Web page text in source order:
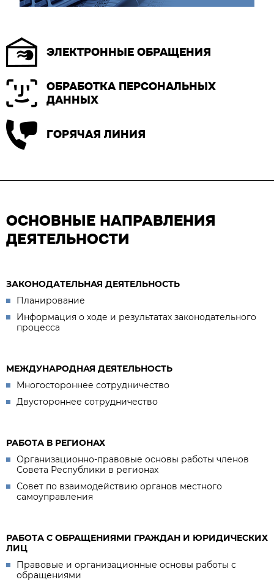
ЭЛЕКТРОННЫЕ ОБРАЩЕНИЯ
ОБРАБОТКА ПЕРСОНАЛЬНЫХ
ДАННЫХ
ГОРЯЧАЯ ЛИНИЯ
ОСНОВНЫЕ НАПРАВЛЕНИЯ
ДЕЯТЕЛЬНОСТИ
ЗАКОНОДАТЕЛЬНАЯ ДЕЯТЕЛЬНОСТЬ
Планирование
Информация о ходе и результатах законодательного
процесса
МЕЖДУНАРОДНАЯ ДЕЯТЕЛЬНОСТЬ
Многостороннее сотрудничество
Двустороннее сотрудничество
РАБОТА В РЕГИОНАХ
Организационно-правовые основы работы членов
Совета Республики в регионах
Совет по взаимодействию органов местного
самоуправления
РАБОТА С ОБРАЩЕНИЯМИ ГРАЖДАН И ЮРИДИЧЕСКИХ
ЛИЦ
Правовые и организационные основы работы с
обращениями